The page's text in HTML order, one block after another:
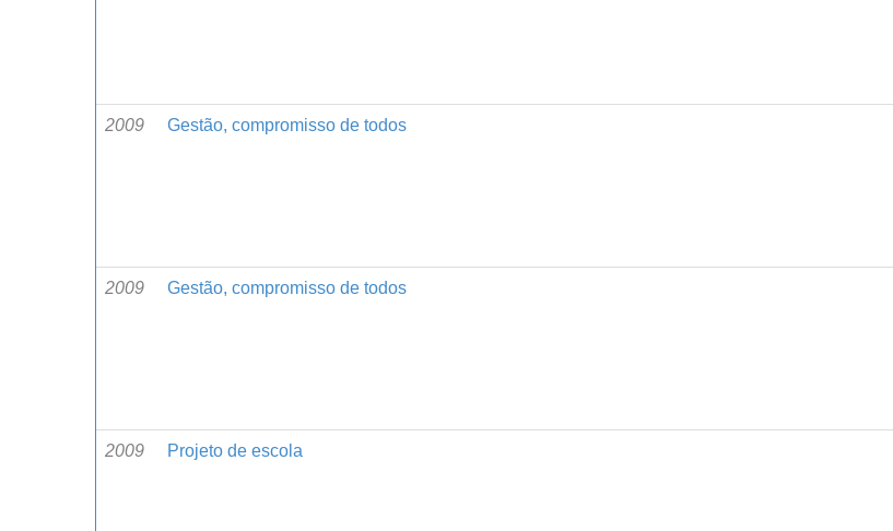
2009 Gestão, compromisso de todos
2009 Gestão, compromisso de todos
2009 Projeto de escola